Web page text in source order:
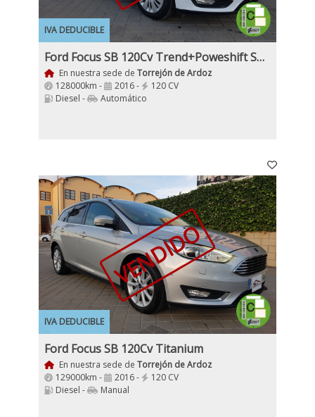
IVA DEDUCIBLE
Ford Focus SB 120Cv Trend+Poweshift Sport
En nuestra sede de Torrejón de Ardoz
128000km -
2016 -
120 CV
Diesel -
Automático
IVA DEDUCIBLE
VENDIDO
Ford Focus SB 120Cv Titanium
En nuestra sede de Torrejón de Ardoz
129000km -
2016 -
120 CV
Diesel -
Manual